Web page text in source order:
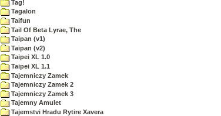
Tag!
Tagalon
Taifun
Tail Of Beta Lyrae, The
Taipan (v1)
Taipan (v2)
Taipei XL 1.0
Taipei XL 1.1
Tajemniczy Zamek
Tajemniczy Zamek 2
Tajemniczy Zamek 3
Tajemny Amulet
Tajemstvi Hradu Rytire Xavera